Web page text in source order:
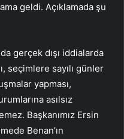
geldi. Açıklamada şu
gerçek dışı iddialarda
seçimlere sayılı günler
yapması,
asılsız
Başkanımız Ersin
Benan’ın